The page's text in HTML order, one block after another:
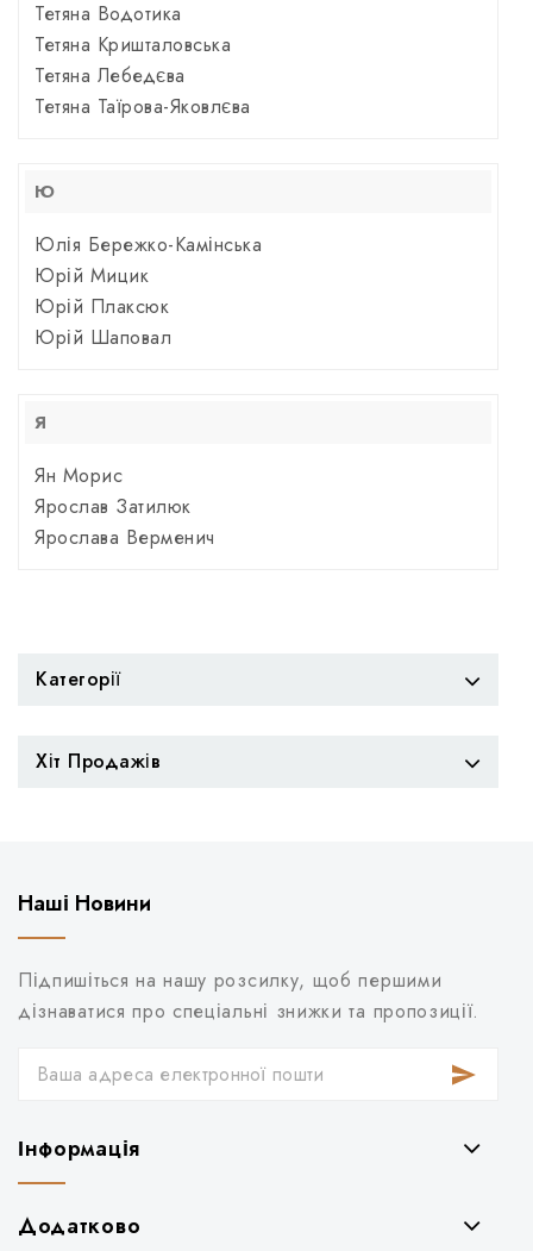
Тетяна Водотика
Тетяна Кришталовська
Тетяна Лебедєва
Тетяна Таїрова-Яковлєва
Ю
Юлія Бережко-Камінська
Юрій Мицик
Юрій Плаксюк
Юрій Шаповал
Я
Ян Морис
Ярослав Затилюк
Ярослава Верменич
Категорії
Хіт Продажів
Наші Новини
Підпишіться на нашу розсилку, щоб першими
дізнаватися про спеціальні знижки та пропозиції.
Інформація
Додатково